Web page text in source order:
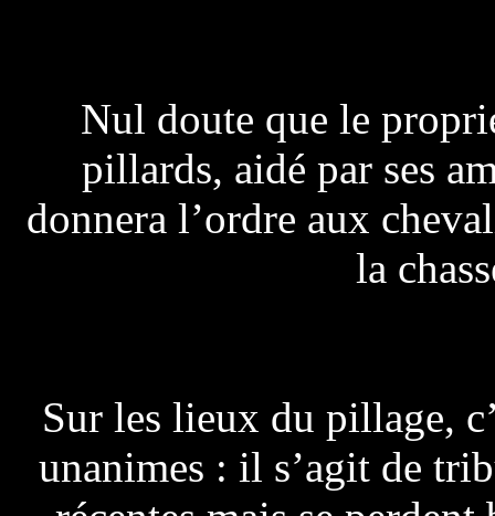
Nul doute que le
pillards, aidé par ses
donnera l’ordre aux
la
Sur les lieux du pillage,
unanimes : il s’agit de